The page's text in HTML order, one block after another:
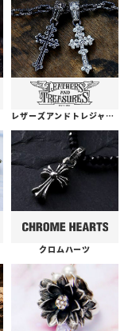
レザーズアンドトレジャーズ
クロムハーツ